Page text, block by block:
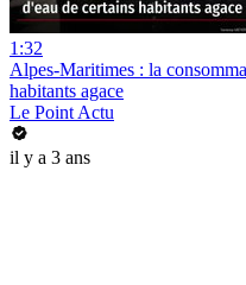
1:32
Alpes-Maritimes : la
habitants agace
Le Point Actu
il y a 3 ans